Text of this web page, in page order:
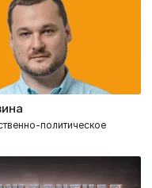
политическое